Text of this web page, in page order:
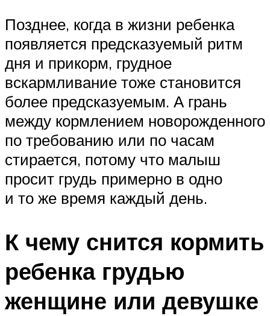
Позднее, когда в жизни ребенка
появляется предсказуемый ритм
дня и прикорм, грудное
вскармливание тоже становится
более предсказуемым. А грань
между кормлением новорожденного
по требованию или по часам
стирается, потому что малыш
просит грудь примерно в одно
и то же время каждый день.
К чему снится кормить
ребенка грудью
женщине или девушке